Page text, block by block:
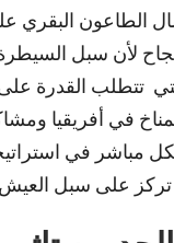
الطاعون البقري
لأن سبل
تتطلب القدرة
في أفريقيا
مباشر في
تركز على سبل